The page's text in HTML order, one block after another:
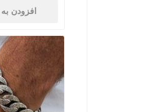
افزودن